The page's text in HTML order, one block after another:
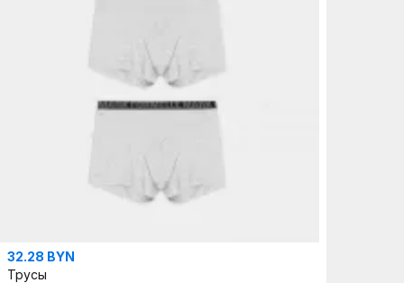
32.28 BYN
Трусы